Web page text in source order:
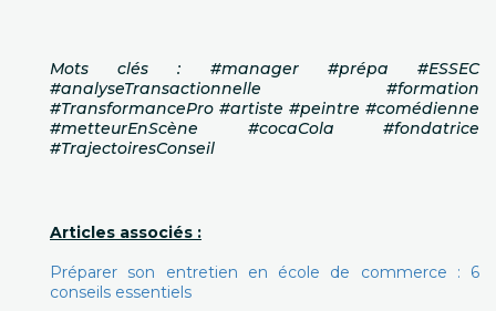
Mots clés : #manager #prépa #ESSEC
#analyseTransactionnelle #formation
#TransformancePro #artiste #peintre #comédienne
#metteurEnScène #cocaCola #fondatrice
#TrajectoiresConseil
Articles associés :
Préparer son entretien en école de commerce : 6
conseils essentiels